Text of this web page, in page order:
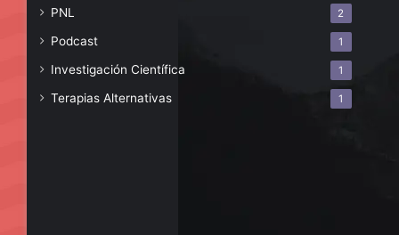
PNL 2
Podcast 1
Investigación Científica 1
Terapias Alternativas 1